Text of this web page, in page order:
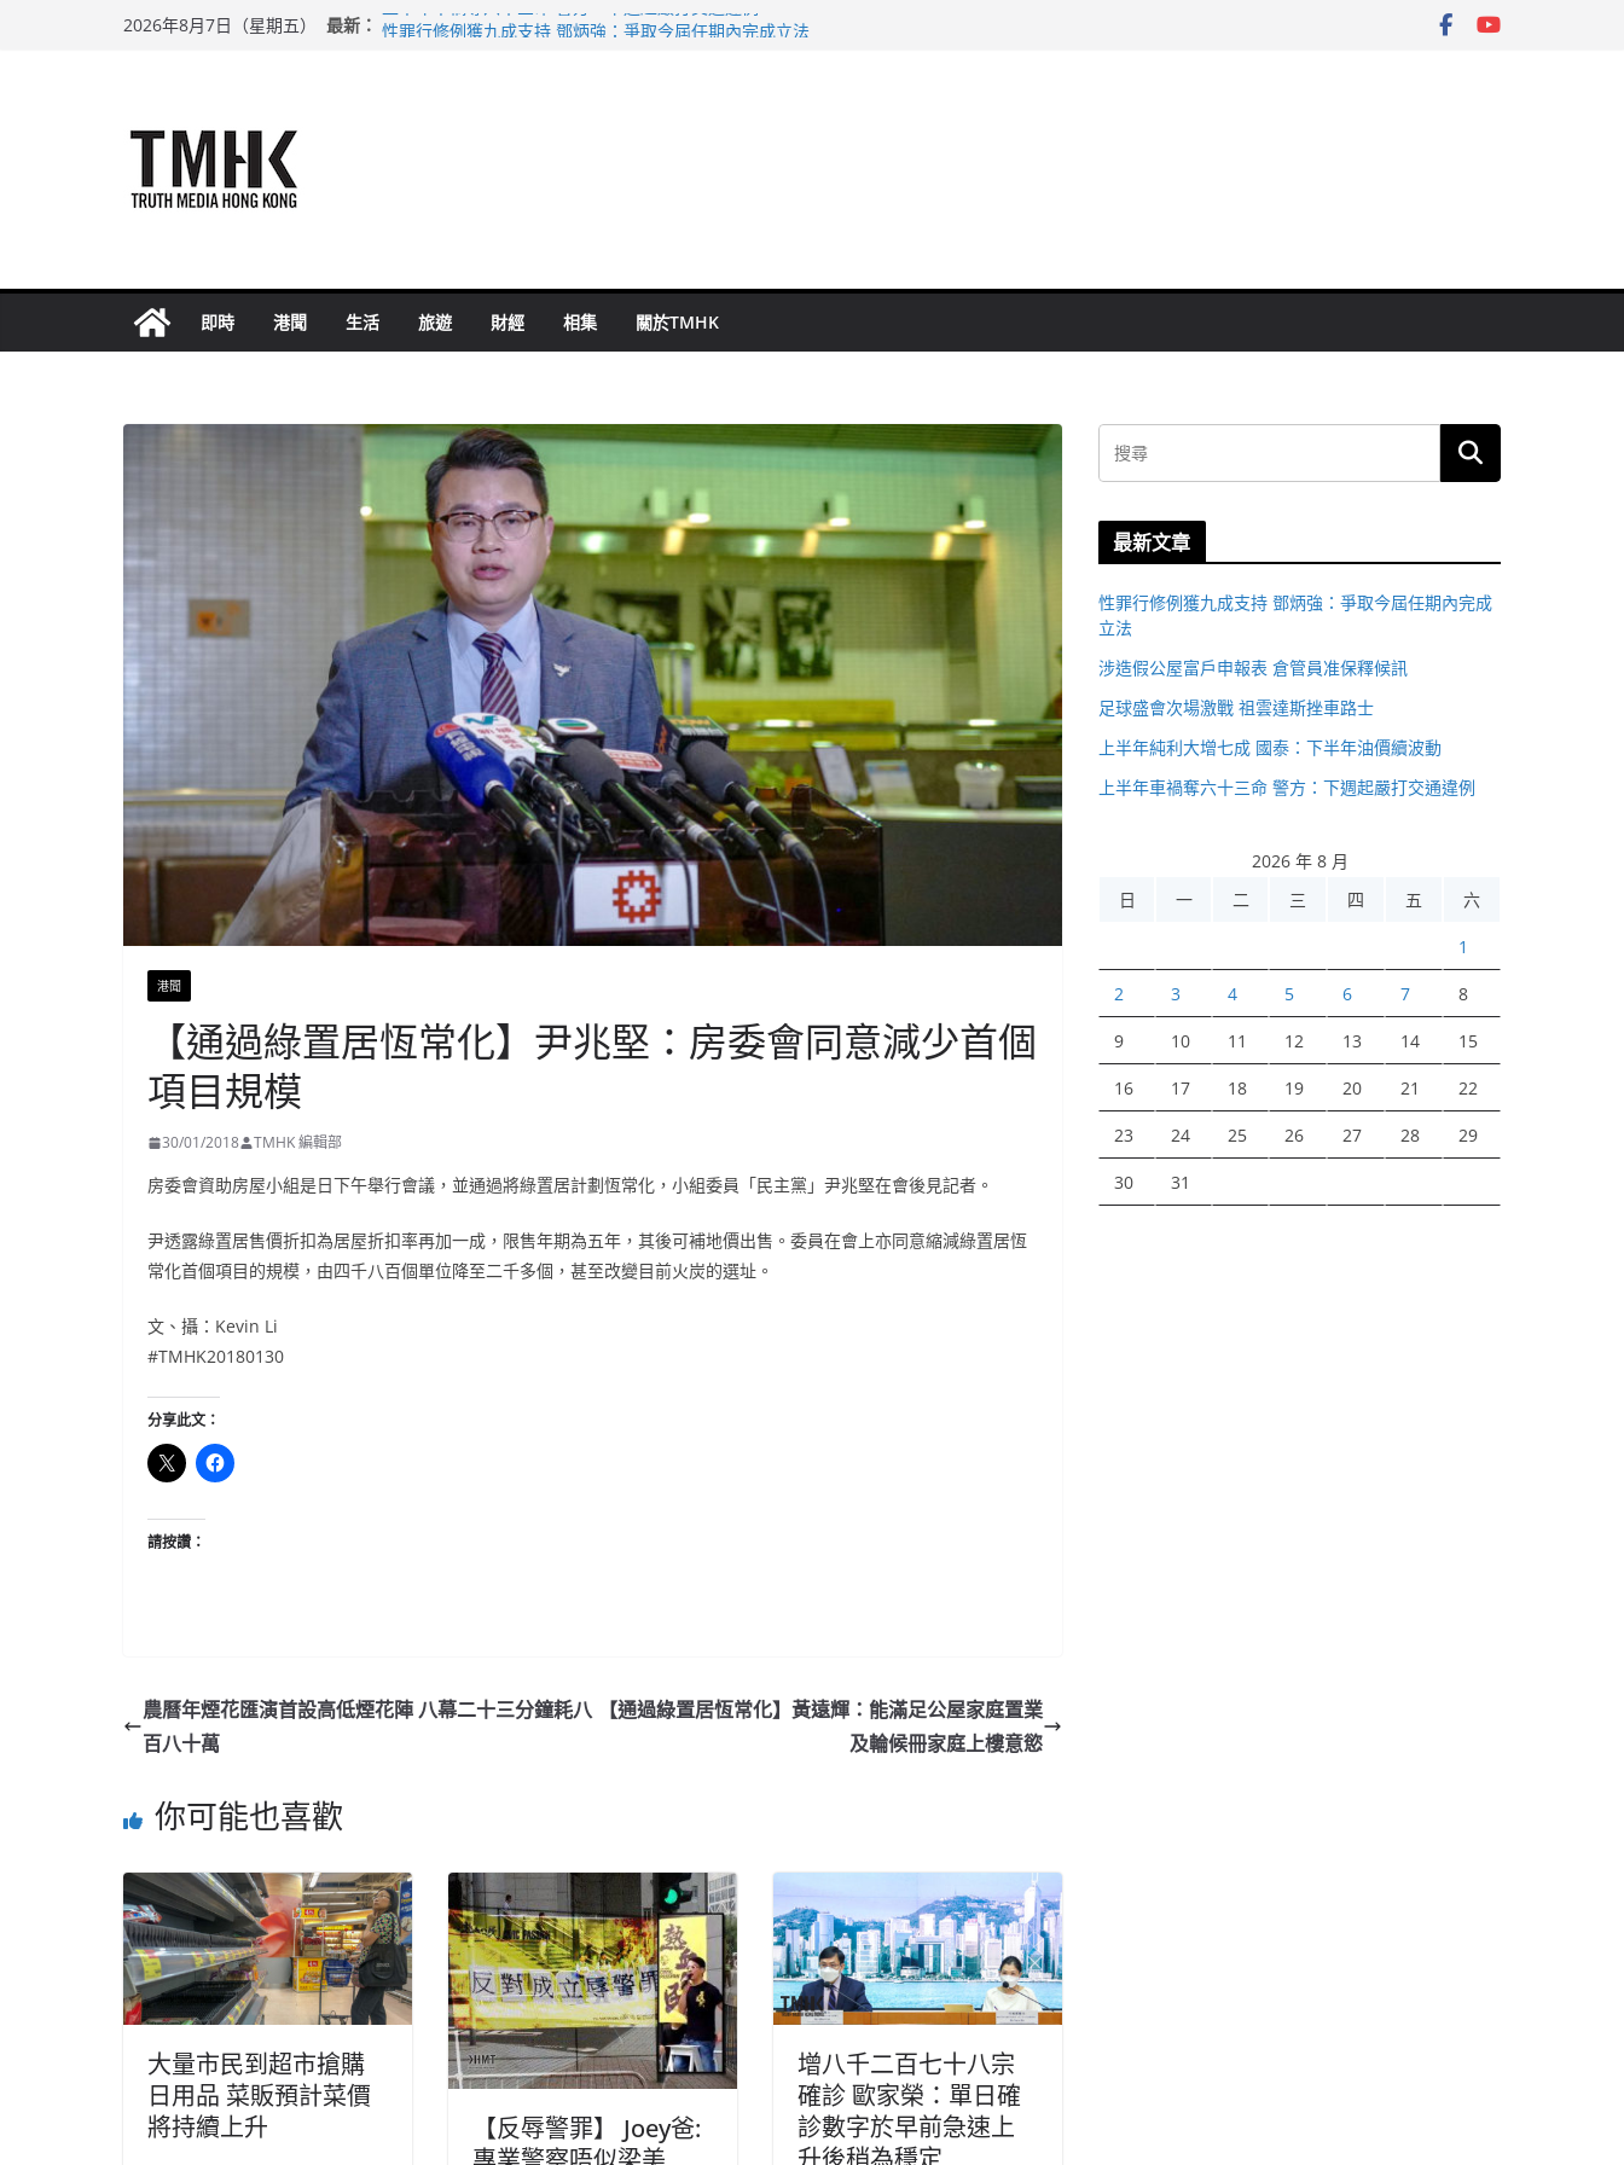
2026年8月7日（星期五） 最新： 上半年車禍奪六十三命 警方：下週起嚴打交通違例
即時 港聞 生活 旅遊 財經 相集 關於TMHK
港聞
【通過綠置居恆常化】尹兆堅：房委會同意減少首個
項目規模
30/01/2018 TMHK 編輯部
房委會資助房屋小組是日下午舉行會議，並通過將綠置居計劃恆常化，小組委員「民主黨」尹兆堅在會後見記者。
尹透露綠置居售價折扣為居屋折扣率再加一成，限售年期為五年，其後可補地價出售。委員在會上亦同意縮減綠置居恆
常化首個項目的規模，由四千八百個單位降至二千多個，甚至改變目前火炭的選址。
文、攝：Kevin Li
#TMHK20180130
分享此文：
請按讚：
農曆年煙花匯演首設高低煙花陣 八幕二十三分鐘耗八
百八十萬
【通過綠置居恆常化】黃遠輝：能滿足公屋家庭置業
及輪候冊家庭上樓意慾
你可能也喜歡
大量市民到超市搶購
日用品 菜販預計菜價
將持續上升
【反辱警罪】 Joey爸:
增八千二百七十八宗
確診 歐家榮：單日確
診數字於早前急速上
升後稍為穩定
最新文章
性罪行修例獲九成支持 鄧炳強：爭取今屆任期內完成
立法
涉造假公屋富戶申報表 倉管員准保釋候訊
足球盛會次場激戰 祖雲達斯挫車路士
上半年純利大增七成 國泰：下半年油價續波動
上半年車禍奪六十三命 警方：下週起嚴打交通違例
2026 年 8 月
日
一 二 三 四 五 六
1
2 3 4 5 6 7 8
9 10 11 12 13 14 15
16 17 18 19 20 21 22
23 24 25 26 27 28 29
30 31